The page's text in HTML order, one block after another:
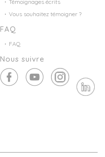
Témoignages écrits
Vous souhaitez témoigner ?
FAQ
FAQ
Nous suivre